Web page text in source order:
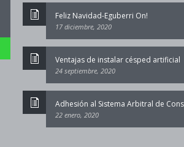
Feliz Navidad-Eguberri On!
17 diciembre, 2020
Ventajas de instalar césped artificial
24 septiembre, 2020
Adhesión al Sistema Arbitral de
22 enero, 2020